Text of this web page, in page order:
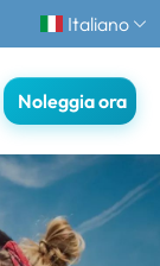
Italiano
Noleggia ora